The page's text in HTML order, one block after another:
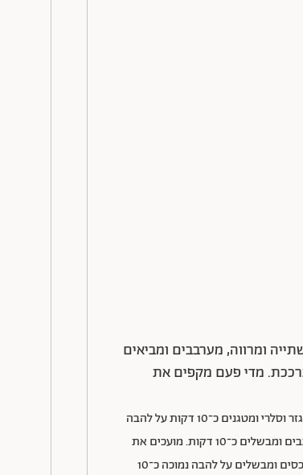
מוסיפים סודה לשתייה ומרווה, מערבבים ומביאים
מדי פעם מקפים את
מחממים שמן זית בסיר רחב, מוסיפים פלפל שאטה ומערבבים. מוסיפים בצל, שום, גזר וסלרי ומטגנים כ־10 דקות על להבה
נמוכה־בינונית, עד שהירקות מתרככים. מוסיפים עגבניות, מתבלים במלח ופלפל, מערבבים ומבשלים כ־10 דקות. מועכים את
העגבניות בעזרת כף. מוסיפים את השעועית וכחצי כוס ממי הבישול שלה, מערבבים, מכסים ומבשלים על להבה נמוכה כ־10